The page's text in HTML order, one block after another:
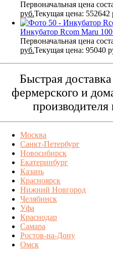
Первоначальная цена
руб.Текущая цена: 552642
Инкубатор Rcom Maru
Первоначальная цена
руб.Текущая цена: 95040
Быстрая
фермерского и
Москва
Санкт-Петербург
Новосибирск
Екатеринбург
Казань
Красноярск
Нижний Новгород
Челябинск
Уфа
Краснодар
Самара
Ростов-на-Дону
Омск